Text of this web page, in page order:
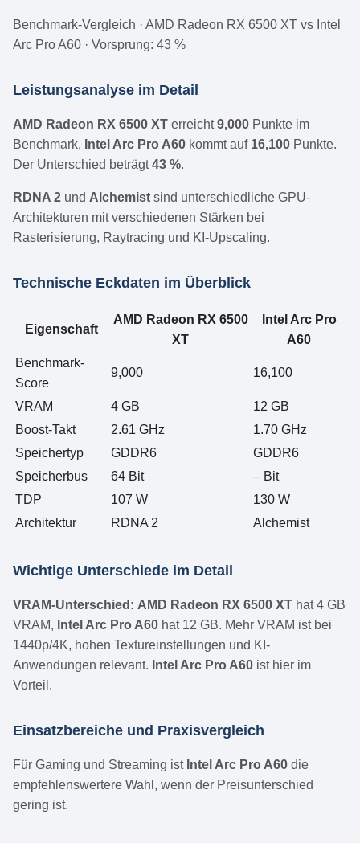
Benchmark-Vergleich · AMD Radeon RX 6500 XT vs Intel
Arc Pro A60 · Vorsprung: 43 %
Leistungsanalyse im Detail
AMD Radeon RX 6500 XT erreicht9,000 Punkte im
Benchmark, Intel Arc Pro A60 kommt auf 16,100 Punkte.
Der Unterschied beträgt43 %.
RDNA 2 und Alchemist sind unterschiedliche GPU-
Architekturen mit verschiedenen Stärken bei
Rasterisierung, Raytracing und KI-Upscaling.
Technische Eckdaten im Überblick
Eigenschaft
AMD Radeon RX 6500
XT
Intel Arc Pro
A60
Benchmark-
Score
9,000 16,100
VRAM 4 GB
12 GB
Boost-Takt
2.61 GHz
1.70 GHz
Speichertyp
GDDR6
GDDR6
Speicherbus
64 Bit
– Bit
TDP
107 W
130 W
Architektur
RDNA 2 Alchemist
Wichtige Unterschiede im Detail
VRAM-Unterschied: AMD Radeon RX 6500 XT hat 4 GB
VRAM, Intel Arc Pro A60 hat 12 GB. Mehr VRAM ist bei
1440p/4K, hohen Textureinstellungen und KI-
Anwendungen relevant. Intel Arc Pro A60 ist hier im
Vorteil.
Einsatzbereiche und Praxisvergleich
Für Gaming und Streaming ist Intel Arc Pro A60 die
empfehlenswertere Wahl, wenn der Preisunterschied
gering ist.